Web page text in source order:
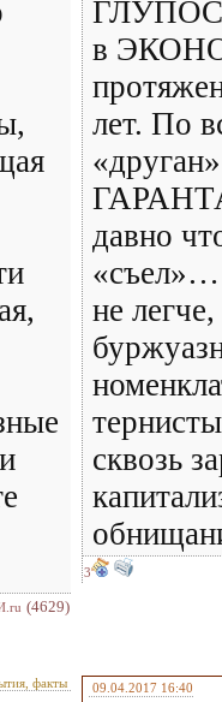
(4629)
в
лет. По
давно
«съел»…
не
сквозь
3
факты 09.04.2017 16:40